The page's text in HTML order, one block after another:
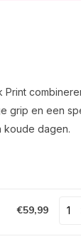
grip en een
koude dagen.
€59,99